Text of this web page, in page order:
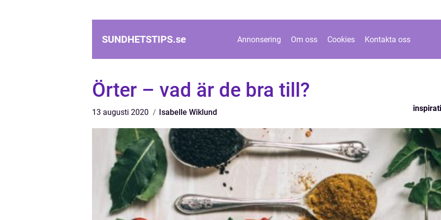
SUNDHETSTIPS.se Annonsering Om oss Cookies Kontakta oss
Örter – vad är de bra till?
13 augusti 2020 Isabelle Wiklund